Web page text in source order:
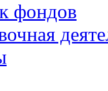
фондов